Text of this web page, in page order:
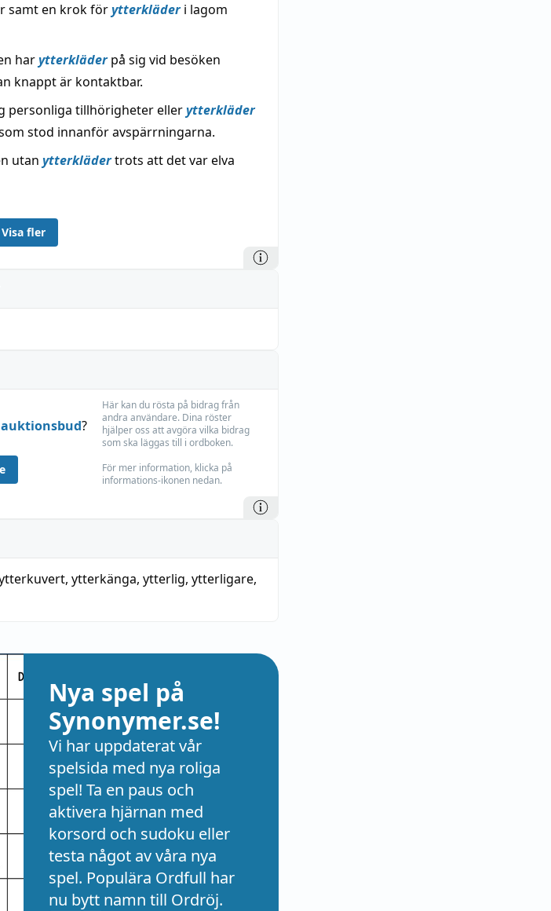
samt en krok förytterkläderi lagom
harytterkläderpå sig vid besöken
knappt är kontaktbar.
personliga tillhörigheter ellerytterkläder
stod innanför avspärrningarna.
utan ytterklädertrots att det var elva
Visa fler
auktionsbud?
Här kan du rösta på bidrag från
andra användare. Dina röster
hjälper oss att avgöra vilka bidrag
som ska läggas till i ordboken.
För mer information, klicka på
informations-ikonen nedan.
, ytterkänga, ytterlig, ytterligare,
Nya spel på
Synonymer.se!
Vi har uppdaterat vår
spelsida med nya roliga
spel! Ta en paus och
aktivera hjärnan med
korsord och sudoku eller
testa något av våra nya
spel. Populära Ordfull har
nu bytt namn till Ordröj.